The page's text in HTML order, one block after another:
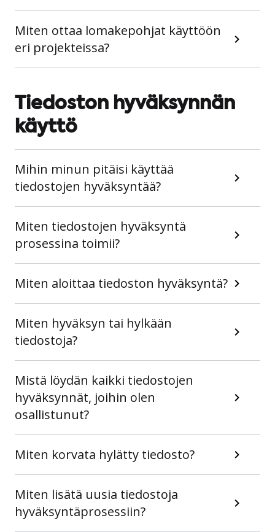
Miten ottaa lomakepohjat käyttöön
eri projekteissa?
Tiedoston hyväksynnän
käyttö
Mihin minun pitäisi käyttää
tiedostojen hyväksyntää?
Miten tiedostojen hyväksyntä
prosessina toimii?
Miten aloittaa tiedoston hyväksyntä?
Miten hyväksyn tai hylkään
tiedostoja?
Mistä löydän kaikki tiedostojen
hyväksynnät, joihin olen
osallistunut?
Miten korvata hylätty tiedosto?
Miten lisätä uusia tiedostoja
hyväksyntäprosessiin?